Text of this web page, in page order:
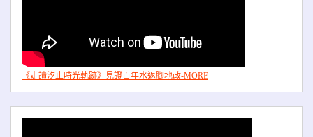
《走讀汐止時光軌跡》見證百年水返腳地政-MORE